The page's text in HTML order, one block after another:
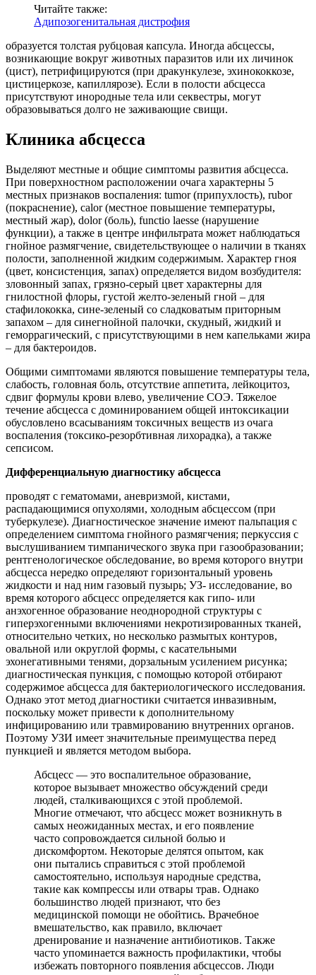
Читайте также:
Адипозогенитальная дистрофия
образуется толстая рубцовая капсула. Иногда абсцессы,
возникающие вокруг животных паразитов или их личинок
(цист), петрифицируются (при дракункулезе, эхинококкозе,
цистицеркозе, капиллярозе). Если в полости абсцесса
присутствуют инородные тела или секвестры, могут
образовываться долго не заживающие свищи.
Клиника абсцесса
Выделяют местные и общие симптомы развития абсцесса.
При поверхностном расположении очага характерны 5
местных признаков воспаления: tumor (припухлость), rubor
(покраснение), calor (местное повышение температуры,
местный жар), dolor (боль), functio laesse (нарушение
функции), а также в центре инфильтрата может наблюдаться
гнойное размягчение, свидетельствующее о наличии в тканях
полости, заполненной жидким содержимым. Характер гноя
(цвет, консистенция, запах) определяется видом возбудителя:
зловонный запах, грязно-серый цвет характерны для
гнилостной флоры, густой желто-зеленый гной – для
стафилококка, сине-зеленый со сладковатым приторным
запахом – для синегнойной палочки, скудный, жидкий и
геморрагический, с присутствующими в нем капельками жира
– для бактероидов.
Общими симптомами являются повышение температуры тела,
слабость, головная боль, отсутствие аппетита, лейкоцитоз,
сдвиг формулы крови влево, увеличение СОЭ. Тяжелое
течение абсцесса с доминированием общей интоксикации
обусловлено всасываниям токсичных веществ из очага
воспаления (токсико-резорбтивная лихорадка), а также
сепсисом.
Дифференциальную диагностику абсцесса
проводят с гематомами, аневризмой, кистами,
распадающимися опухолями, холодным абсцессом (при
туберкулезе). Диагностическое значение имеют пальпация с
определением симптома гнойного размягчения; перкуссия с
выслушиванием тимпанического звука при газообразовании;
рентгенологическое обследование, во время которого внутри
абсцесса нередко определяют горизонтальный уровень
жидкости и над ним газовый пузырь; УЗ- исследование, во
время которого абсцесс определяется как гипо- или
анэхогенное образование неоднородной структуры с
гиперэхогенными включениями некротизированных тканей,
относительно четких, но несколько размытых контуров,
овальной или округлой формы, с касательными
эхонегативными тенями, дорзальным усилением рисунка;
диагностическая пункция, с помощью которой отбирают
содержимое абсцесса для бактериологического исследования.
Однако этот метод диагностики считается инвазивным,
поскольку может привести к дополнительному
инфицированию или травмированию внутренних органов.
Поэтому УЗИ имеет значительные преимущества перед
пункцией и является методом выбора.
Абсцесс — это воспалительное образование,
которое вызывает множество обсуждений среди
людей, сталкивающихся с этой проблемой.
Многие отмечают, что абсцесс может возникнуть в
самых неожиданных местах, и его появление
часто сопровождается сильной болью и
дискомфортом. Некоторые делятся опытом, как
они пытались справиться с этой проблемой
самостоятельно, используя народные средства,
такие как компрессы или отвары трав. Однако
большинство людей признают, что без
медицинской помощи не обойтись. Врачебное
вмешательство, как правило, включает
дренирование и назначение антибиотиков. Также
часто упоминается важность профилактики, чтобы
избежать повторного появления абсцессов. Люди